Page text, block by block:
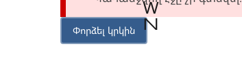
Փորձել կրկին